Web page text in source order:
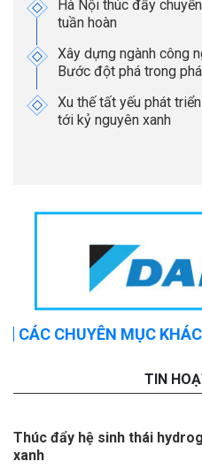
Hà Nội thúc đẩy
tuần hoàn
Xây dựng ngành công
Bước đột phá trong
Xu thế tất yếu phát
tới kỷ nguyên xanh
CÁC CHUYÊN MỤC KHÁC
TIN
Thúc đẩy hệ sinh thái
xanh